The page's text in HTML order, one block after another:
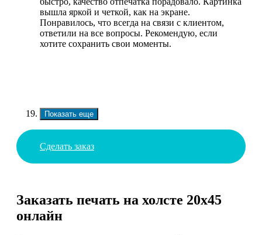
вышла яркой и четкой, как на экране.
Понравилось, что всегда на связи с клиентом,
ответили на все вопросы. Рекомендую, если
хотите сохранить свои моменты.
Показать еще
Сделать заказ
Заказать печать на холсте 20х45
онлайн